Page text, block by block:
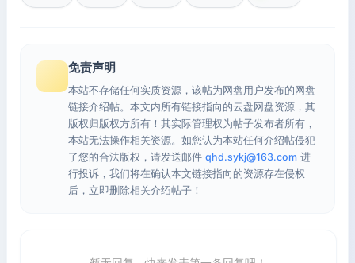
免责声明
本站不存储任何实质资源，该帖为网盘用户发布的网盘
链接介绍帖。本文内所有链接指向的云盘网盘资源，其
版权归版权方所有！其实际管理权为帖子发布者所有，
本站无法操作相关资源。如您认为本站任何介绍帖侵犯
了您的合法版权，请发送邮件 qhd.sykj@163.com 进
行投诉，我们将在确认本文链接指向的资源存在侵权
后，立即删除相关介绍帖子！